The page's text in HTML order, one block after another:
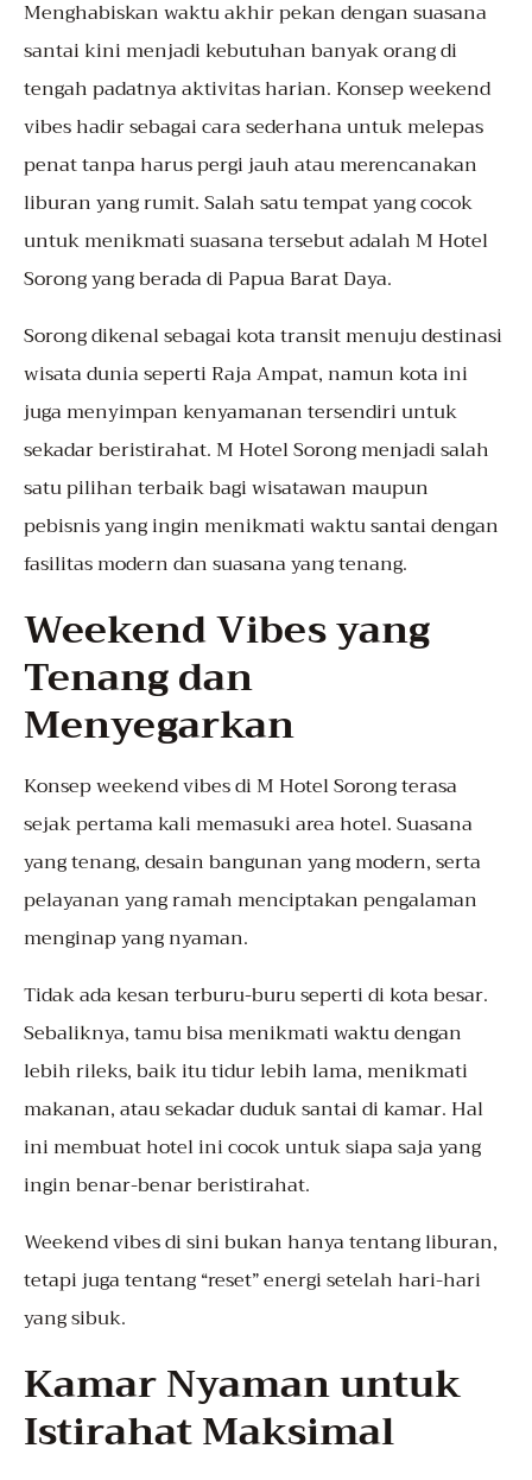
Menghabiskan waktu akhir pekan dengan suasana
santai kini menjadi kebutuhan banyak orang di
tengah padatnya aktivitas harian. Konsep weekend
vibes hadir sebagai cara sederhana untuk melepas
penat tanpa harus pergi jauh atau merencanakan
liburan yang rumit. Salah satu tempat yang cocok
untuk menikmati suasana tersebut adalah M Hotel
Sorong yang berada di Papua Barat Daya.
Sorong dikenal sebagai kota transit menuju destinasi
wisata dunia seperti Raja Ampat, namun kota ini
juga menyimpan kenyamanan tersendiri untuk
sekadar beristirahat. M Hotel Sorong menjadi salah
satu pilihan terbaik bagi wisatawan maupun
pebisnis yang ingin menikmati waktu santai dengan
fasilitas modern dan suasana yang tenang.
Weekend Vibes yang
Tenang dan
Menyegarkan
Konsep weekend vibes di M Hotel Sorong terasa
sejak pertama kali memasuki area hotel. Suasana
yang tenang, desain bangunan yang modern, serta
pelayanan yang ramah menciptakan pengalaman
menginap yang nyaman.
Tidak ada kesan terburu-buru seperti di kota besar.
Sebaliknya, tamu bisa menikmati waktu dengan
lebih rileks, baik itu tidur lebih lama, menikmati
makanan, atau sekadar duduk santai di kamar. Hal
ini membuat hotel ini cocok untuk siapa saja yang
ingin benar-benar beristirahat.
Weekend vibes di sini bukan hanya tentang liburan,
tetapi juga tentang “reset” energi setelah hari-hari
yang sibuk.
Kamar Nyaman untuk
Istirahat Maksimal